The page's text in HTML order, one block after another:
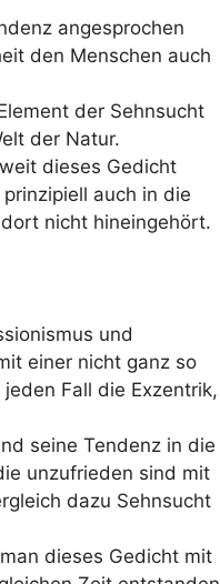
angesprochen
den Menschen auch
der Sehnsucht
der Natur.
dieses Gedicht
auch in die
nicht hineingehört.
und
einer nicht ganz so
Fall die Exzentrik,
seine Tendenz in die
unzufrieden sind mit
dazu Sehnsucht
dieses Gedicht mit